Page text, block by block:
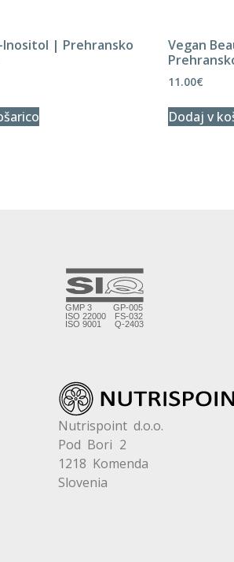
Inositol | Prehransko
Vegan
11.00€
Dodaj v
Nutrispoint d.o.o.
Pod Bori 2
1218 Komenda
Slovenia